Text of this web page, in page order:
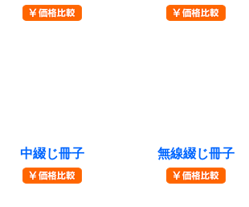
中綴じ冊子 無線綴じ冊子